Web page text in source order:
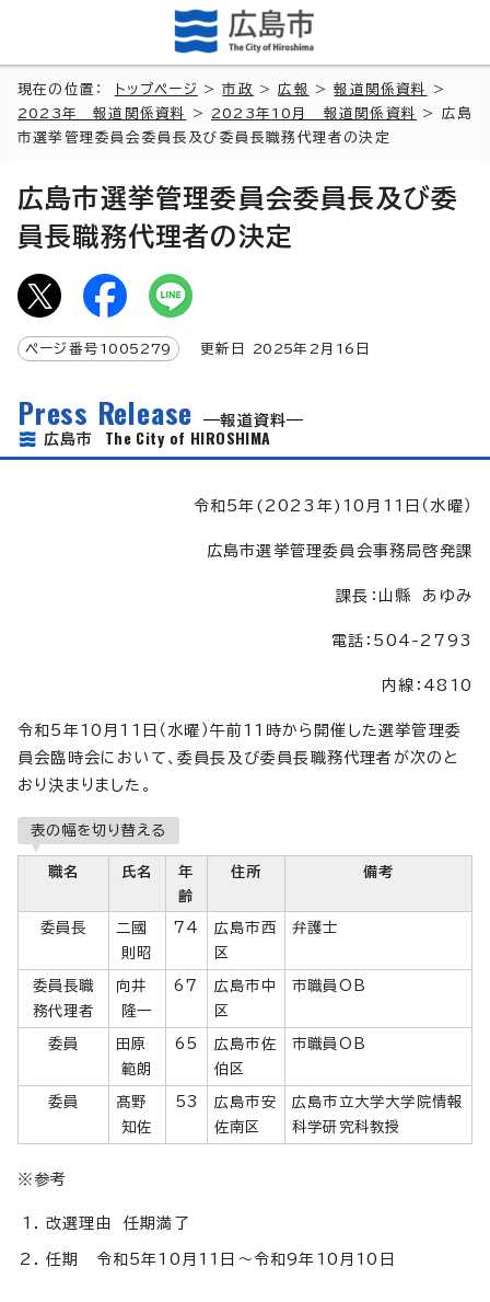
現在の位置： トップページ >市政 >広報 >報道関係資料
>
2023年 報道関係資料
> 2023年10月 報道関係資料
> 広島
市選挙管理委員会委員長及び委員長職務代理者の決定
広島市選挙管理委員会委員長及び委
員長職務代理者の決定
ページ番号 1005279 更新日 2025年2月 16 日
Press Release
報道資料
広島市 The City of HIROSHIMA
令和5年(2023年)10月11日（水曜）
広島市選挙管理委員会事務局啓発課
課長：山縣 あゆみ
電話：504-2793
内線：4810
令和5年10月11日（水曜）午前11時から開催した選挙管理委
員会臨時会において、委員長及び委員長職務代理者が次のと
おり決まりました。
表の幅を切り替える
職名 氏名
年
齢
住所 備考
委員長
二國
則昭
74
広島市西
区
弁護士
委員長職
務代理者
向井
隆一
67
広島市中
区
市職員OB
委員
田原
範朗
65
広島市佐
伯区
市職員OB
委員
髙野
知佐
53
広島市安
佐南区
広島市立大学大学院情報
科学研究科教授
※参考
改選理由 任期満了
任期 令和5年10月11日～令和9年10月10日